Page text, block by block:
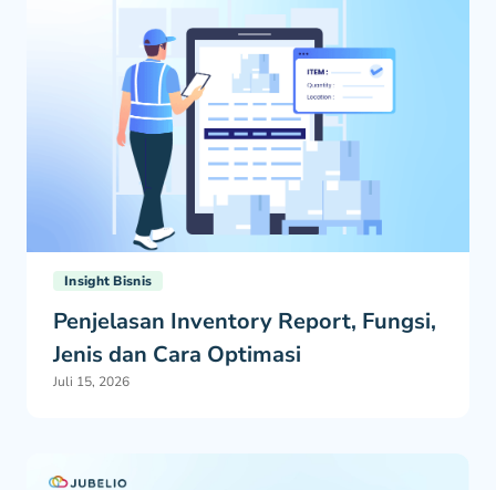
Insight Bisnis
Penjelasan Inventory Report, Fungsi,
Jenis dan Cara Optimasi
Juli 15, 2026